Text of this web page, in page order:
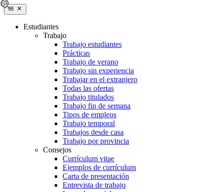
Estudiantes
Trabajo
Trabajo estudiantes
Prácticas
Trabajo de verano
Trabajo sin experiencia
Trabajar en el extranjero
Todas las ofertas
Trabajo titulados
Trabajo fin de semana
Tipos de empleos
Trabajo temporal
Trabajos desde casa
Trabajo por provincia
Consejos
Currículum vitae
Ejemplos de currículum
Carta de presentación
Entrevista de trabajo